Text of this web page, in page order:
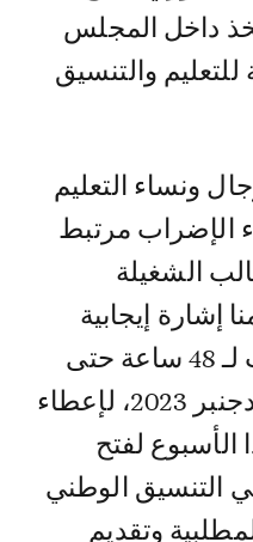
داخل المجلس
والتنسيق
ونساء التعليم
الإضراب مرتبط
الشغيلة
إشارة إيجابية
للحكومة ببرمجة إضراب لـ 48 ساعة حتى
يوم الخميس المقبل 21 دجنبر 2023، لإعطاء
الأسبوع لفتح
التنسيق الوطني
وتقديم